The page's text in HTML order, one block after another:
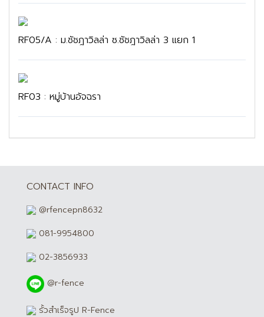
RF05/A : ม.ชัชฎาวิลล่า ซ.ชัชฎาวิลล่า 3 แยก 1
RF03 : หมู่บ้านอัจฉรา
CONTACT INFO
@rfencepn8632
081-9954800
02-3856933
@r-fence
รั้วสำเร็จรูป R-Fence